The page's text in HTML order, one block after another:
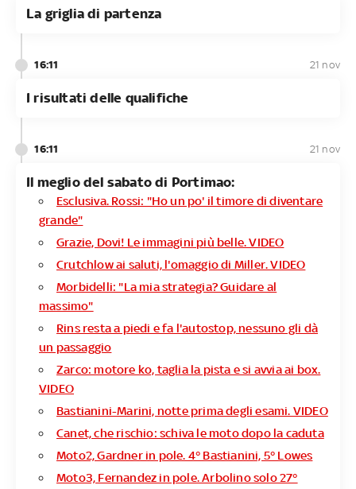
La griglia di partenza
16:11 21 nov
I risultati delle qualifiche
16:11 21 nov
Il meglio del sabato di Portimao:
Esclusiva. Rossi: "Ho un po' il timore di diventare
grande"
Grazie, Dovi! Le immagini più belle. VIDEO
Crutchlow ai saluti, l'omaggio di Miller. VIDEO
Morbidelli: "La mia strategia? Guidare al
massimo"
Rins resta a piedi e fa l'autostop, nessuno gli dà
un passaggio
Zarco: motore ko, taglia la pista e si avvia ai box.
VIDEO
Bastianini-Marini, notte prima degli esami. VIDEO
Canet, che rischio: schiva le moto dopo la caduta
Moto2, Gardner in pole. 4° Bastianini, 5° Lowes
Moto3, Fernandez in pole. Arbolino solo 27°